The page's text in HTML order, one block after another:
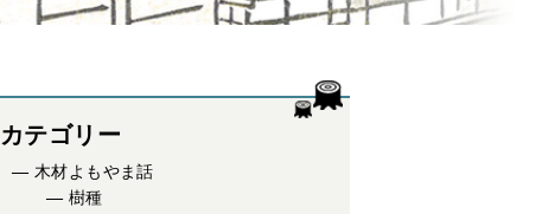
カテゴリー
木材よもやま話
樹種